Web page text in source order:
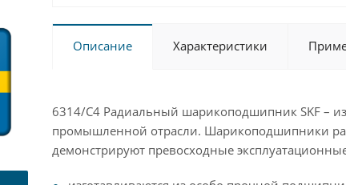
Описание Характеристики
6314/C4 Радиальный шарикоподшипник SKF –
промышленной отрасли. Шарикоподшипники
демонстрируют превосходные